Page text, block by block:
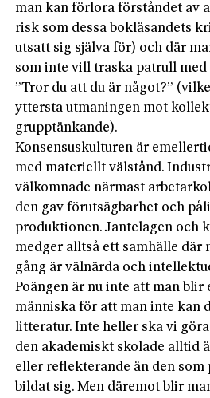
man kan förlora förståndet av
risk som dessa bokläsandets
utsatt sig själva för) och där
som inte vill traska patrull med
”Tror du att du är något?”
yttersta utmaningen mot
grupptänkande).
Konsensuskulturen är
med materiellt välstånd.
välkomnade närmast
den gav förutsägbarhet och
produktionen. Jantelagen och
medger alltså ett samhälle där
gång är välnärda och
Poängen är nu inte att man blir
människa för att man inte kan
litteratur. Inte heller ska vi
den akademiskt skolade alltid
eller reflekterande än den som
bildat sig. Men däremot blir